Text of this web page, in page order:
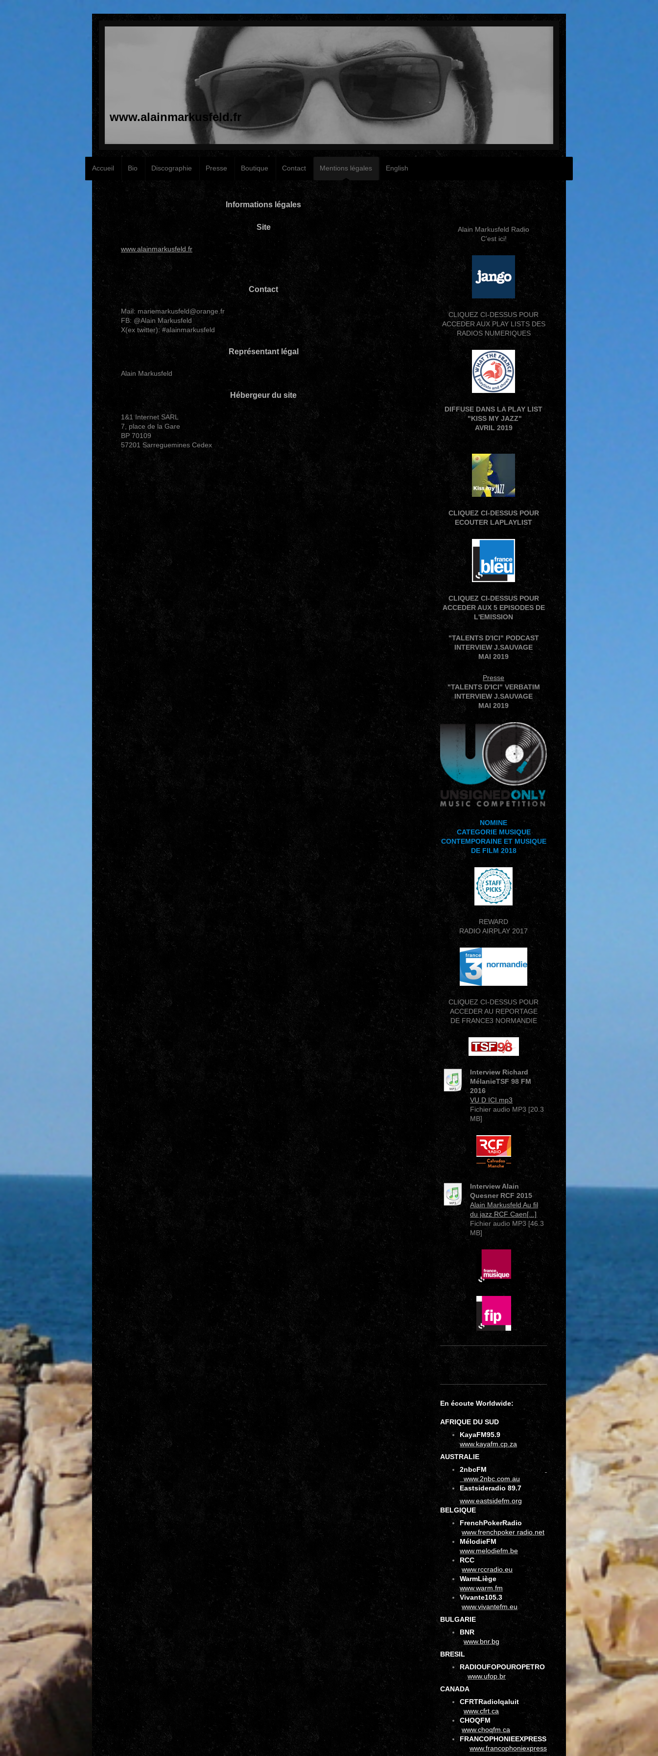
www.alainmarkusfeld.fr
Accueil Bio Discographie Presse Boutique Contact Mentions légales English
Informations légales
Site
www.alainmarkusfeld.fr
Contact
Mail: mariemarkusfeld@orange.fr
FB: @Alain Markusfeld
X(ex twitter): #alainmarkusfeld
Représentant légal
Alain Markusfeld
Hébergeur du site
1&1 Internet SARL
7, place de la Gare
BP 70109
57201 Sarreguemines Cedex
Alain Markusfeld Radio
C'est ici!
CLIQUEZ CI-DESSUS POUR
ACCEDER AUX PLAY LISTS DES
RADIOS NUMERIQUES
DIFFUSE DANS LA PLAY LIST
"KISS MY JAZZ"
AVRIL 2019
CLIQUEZ CI-DESSUS POUR
ECOUTER LAPLAYLIST
CLIQUEZ CI-DESSUS POUR
ACCEDER AUX 5 EPISODES DE
L'EMISSION
"TALENTS D'ICI" PODCAST
INTERVIEW J.SAUVAGE
MAI 2019
Presse
"TALENTS D'ICI" VERBATIM
INTERVIEW J.SAUVAGE
MAI 2019
NOMINE
CATEGORIE MUSIQUE
CONTEMPORAINE ET MUSIQUE
DE FILM 2018
REWARD
RADIO AIRPLAY 2017
CLIQUEZ CI-DESSUS POUR
ACCEDER AU REPORTAGE
DE FRANCE3 NORMANDIE
Interview Richard
MélanieTSF 98 FM
2016
VU D ICI.mp3
Fichier audio MP3 [20.3
MB]
Interview Alain
Quesner RCF 2015
Alain Markusfeld Au fil
du jazz RCF Caen[...]
Fichier audio MP3 [46.3
MB]
En écoute Worldwide:
AFRIQUE DU SUD
KayaFM95.9
www.kayafm.cp.za
AUSTRALIE
2nbcFM
www.2nbc.com.au
Eastsideradio 89.7
www.eastsidefm.org
BELGIQUE
FrenchPokerRadio
www.frenchpoker radio.net
MélodieFM
www.melodiefm.be
RCC
www.rccradio.eu
WarmLiège
www.warm.fm
Vivante105.3
www.vivantefm.eu
BULGARIE
BNR
www.bnr.bg
BRESIL
RADIOUFOPOUROPETRO
www.ufop.br
CANADA
CFRTRadioIqaluit
www.cfrt.ca
CHOQFM
www.choqfm.ca
FRANCOPHONIEEXPRESS
www.francophoniexpress